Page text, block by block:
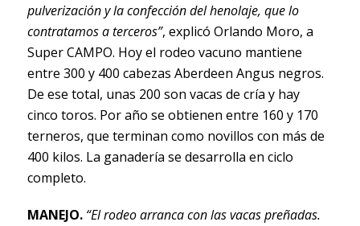
pulverización y la confección del henolaje, que lo
contratamos a terceros”, explicó Orlando Moro, a
Super CAMPO. Hoy el rodeo vacuno mantiene
entre 300 y 400 cabezas Aberdeen Angus negros.
De ese total, unas 200 son vacas de cría y hay
cinco toros. Por año se obtienen entre 160 y 170
terneros, que terminan como novillos con más de
400 kilos. La ganadería se desarrolla en ciclo
completo.
MANEJO. “El rodeo arranca con las vacas preñadas.